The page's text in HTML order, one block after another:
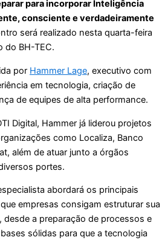
para incorporar Inteligência
consciente e verdadeiramente
será realizado nesta quarta-feira
do BH-TEC.
por Hammer Lage, executivo com
em tecnologia, criação de
de equipes de alta performance.
Digital, Hammer já liderou projetos
como Localiza, Banco
além de atuar junto a órgãos
portes.
abordará os principais
empresas consigam estruturar sua
desde a preparação de processos e
sólidas para que a tecnologia